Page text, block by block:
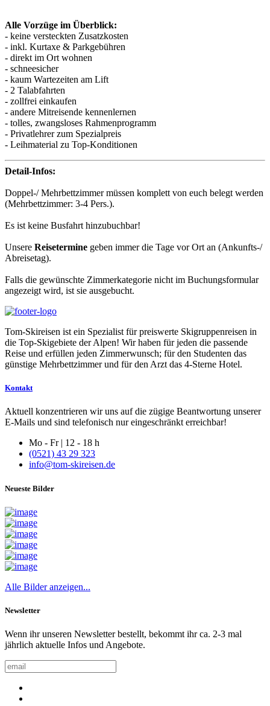
Alle Vorzüge im Überblick:
- keine versteckten Zusatzkosten
- inkl. Kurtaxe & Parkgebühren
- direkt im Ort wohnen
- schneesicher
- kaum Wartezeiten am Lift
- 2 Talabfahrten
- zollfrei einkaufen
- andere Mitreisende kennenlernen
- tolles, zwangsloses Rahmenprogramm
- Privatlehrer zum Spezialpreis
- Leihmaterial zu Top-Konditionen
Detail-Infos:
Doppel-/ Mehrbettzimmer müssen komplett von euch belegt werden
(Mehrbettzimmer: 3-4 Pers.).
Es ist keine Busfahrt hinzubuchbar!
Unsere Reisetermine geben immer die Tage vor Ort an (Ankunfts-/
Abreisetag).
Falls die gewünschte Zimmerkategorie nicht im Buchungsformular
angezeigt wird, ist sie ausgebucht.
Tom-Skireisen ist ein Spezialist für preiswerte Skigruppenreisen in
die Top-Skigebiete der Alpen! Wir haben für jeden die passende
Reise und erfüllen jeden Zimmerwunsch; für den Studenten das
günstige Mehrbettzimmer und für den Arzt das 4-Sterne Hotel.
Kontakt
Aktuell konzentrieren wir uns auf die zügige Beantwortung unserer
E-Mails und sind telefonisch nur eingeschränkt erreichbar!
Mo - Fr | 12 - 18 h
(0521) 43 29 323
info@tom-skireisen.de
Neueste Bilder
Alle Bilder anzeigen...
Newsletter
Wenn ihr unseren Newsletter bestellt, bekommt ihr ca. 2-3 mal
jährlich aktuelle Infos und Angebote.